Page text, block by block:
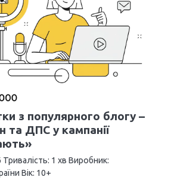
з популярного блогу –
та ДПС у кампанії
1 хв Виробник:
Вік: 10+